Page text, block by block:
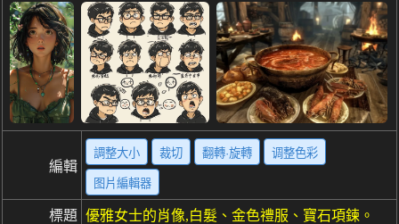
編輯
調整大小 裁切 翻轉·旋轉 调整色彩
图片編輯器
標題 優雅女士的肖像,白髮、金色禮服、寶石項鍊。